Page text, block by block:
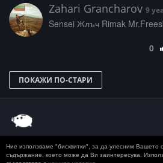
Zahari Grancharov 9
Sensei Жлъч Rimak
0
ПОКАЖИ ПО-СТАРИ
© 2020 50 STOTINKI КОНТАКТ
ЗА
Ние използваме "бисквитки", за да улесним
съдържание, което може да Ви заинтересува.